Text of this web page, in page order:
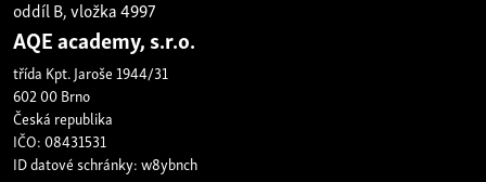
oddíl B, vložka 4997
AQE academy, s.r.o.
třída Kpt. Jaroše 1944/31
602 00 Brno
Česká republika
IČO: 08431531
ID datové schránky: w8ybnch